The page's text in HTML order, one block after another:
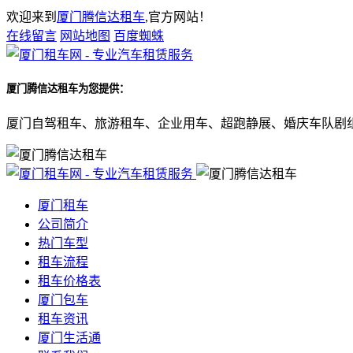
欢迎来到 厦门腾信达租车,官方网站！
在线留言 网站地图 百度蜘蛛
厦门腾信达租车为您提供：
厦门自驾租车、旅游租车、企业用车、超跑静展、婚庆车队剧
厦门租车
公司简介
热门车型
租车流程
租车价格表
厦门包车
租车资讯
厦门生活通